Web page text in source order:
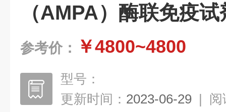
（AMPA）酶联免疫
参考价： ￥4800~4800
型号：
更新时间： 2023-06-29 | 阅